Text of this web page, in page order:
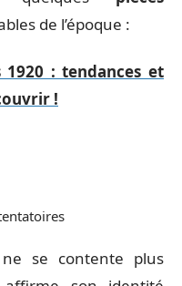
de l’époque :
1920 : tendances et
!
ne se contente plus